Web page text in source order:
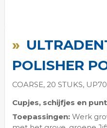
POLISHER
COARSE, 20 STUKS,
Cupjes, schijfjes en
Toepassingen:Werk
het
van
afbeeldingen-
gallerij